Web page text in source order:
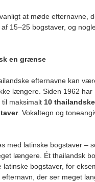
at møde efternavne,
15–25 bogstaver, og
en grænse
efternavne kan
længere. Siden 1962 har
maksimalt 10 thailandske
. Vokaltegn og
med latinske bogstaver –
længere. Ét thailandsk
latinske bogstaver, for
efternavn, der ser meget